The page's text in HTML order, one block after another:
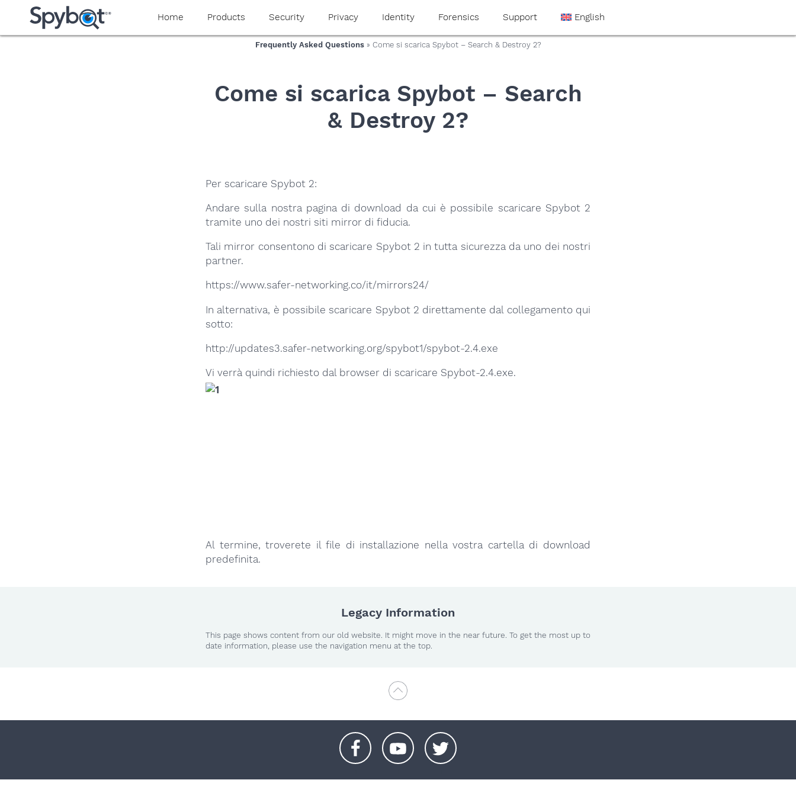
yaaaeag20
Home Products Security Privacy Identity Forensics Support English
Frequently Asked Questions» Come si scarica Spybot – Search & Destroy 2?
Come si scarica Spybot – Search
& Destroy 2?
Per scaricare Spybot 2:
Andare sulla nostra pagina di download da cui è possibile scaricare Spybot 2
tramite uno dei nostri siti mirror di fiducia.
Tali mirror consentono di scaricare Spybot 2 in tutta sicurezza da uno dei nostri
partner.
https://www.safer-networking.co/it/mirrors24/
In alternativa, è possibile scaricare Spybot 2 direttamente dal collegamento qui
sotto:
http://updates3.safer-networking.org/spybot1/spybot-2.4.exe
Vi verrà quindi richiesto dal browser di scaricare Spybot-2.4.exe.
Al termine, troverete il file di installazione nella vostra cartella di download
predefinita.
Legacy Information
This page shows content from our old website. It might move in the near future. To get the most up to
date information, please use the navigation menu at the top.